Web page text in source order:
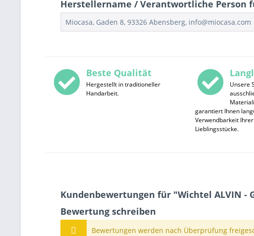
Herstellername / Verantwortliche Person
Miocasa, Gaden 8, 93326 Abensberg, info@miocasa.com
Beste Qualität
Hergestellt in traditioneller
Handarbeit.
Unsere
garantiert Ihnen
Verwendbarkeit
Lieblingsstücke.
Kundenbewertungen für "Wichtel ALVIN -
Bewertung schreiben
Bewertungen werden nach Überprüfung